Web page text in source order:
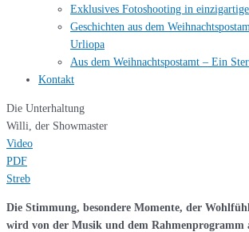
Exklusives Fotoshooting in
Geschichten aus dem
Urliopa
Aus dem Weihnachtspostamt – Ein
Kontakt
Die Unterhaltung
Willi, der Showmaster
Video
PDF
Streb
Die Stimmung, besondere Momente, der
wird von der Musik und dem Rahmenprogramm